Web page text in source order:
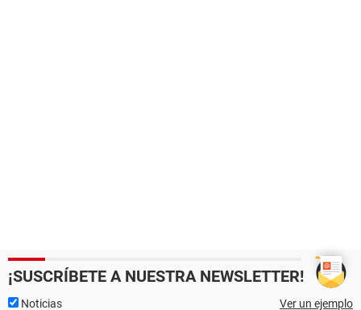
¡SUSCRÍBETE A NUESTRA NEWSLETTER!
Noticias Ver un ejemplo